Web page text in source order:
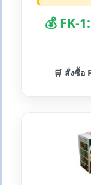
💰 FK-
🛒 สั่งซื้อ